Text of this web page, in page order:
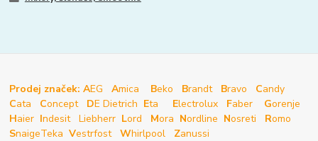
Prodej značek: AEG Amica Beko Brandt Bravo Candy
Cata Concept DE Dietrich Eta Electrolux Faber Gorenje
Haier Indesit Liebherr Lord Mora Nordline Nosreti Romo
SnaigeTeka Vestrfost Whirlpool Zanussi